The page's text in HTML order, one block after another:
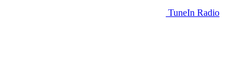
TuneIn Radio